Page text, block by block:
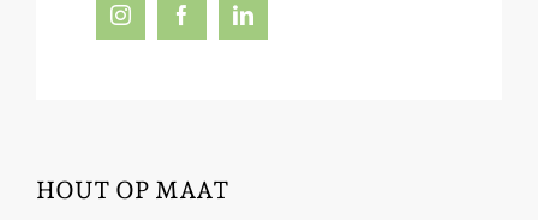
HOUT OP MAAT